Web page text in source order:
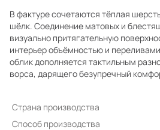
В фактуре сочетаются тёплая
шёлк. Соединение матовых и
визуально притягательную
интерьер объёмностью и
облик дополняется тактильным
ворса, дарящего безупречный
Страна производства
Способ производства